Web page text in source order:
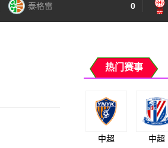
泰格雷 0
热门赛事
中超 中超